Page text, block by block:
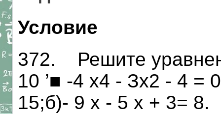
Условие
372. Решите
10 ’■ -4 х4 - Зх2 - 4 =
15;б)- 9 х - 5 х + 3= 8.